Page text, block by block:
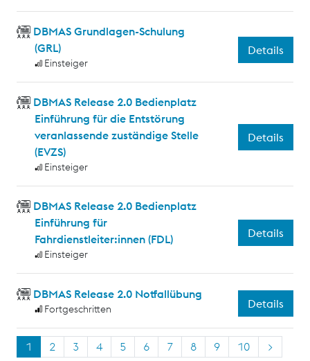
DBMAS Grundlagen-Schulung
(GRL)
Einsteiger
Details
DBMAS Release 2.0 Bedienplatz
Einführung für die Entstörung
veranlassende zuständige Stelle
(EVZS)
Einsteiger
Details
DBMAS Release 2.0 Bedienplatz
Einführung für
Fahrdienstleiter:innen (FDL)
Einsteiger
Details
DBMAS Release 2.0 Notfallübung
Fortgeschritten Details
1 2 3 4 5 6 7 8 9 10 >